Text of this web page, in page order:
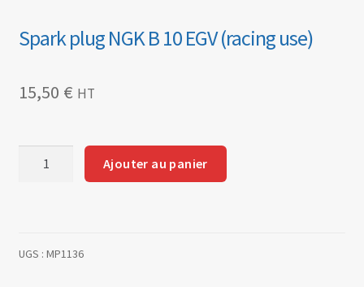
Spark plug NGK B 10 EGV (racing use)
15,50 € HT
B
Ajouter au panier
UGS : MP1136